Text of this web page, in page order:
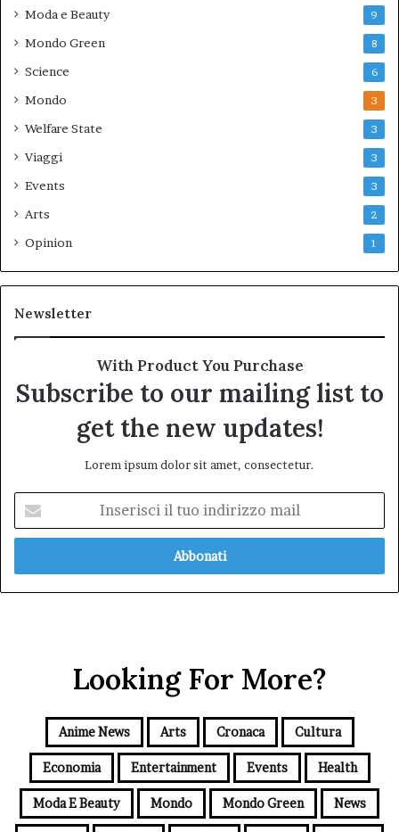
Moda e Beauty 9
Mondo Green 8
Science 6
Mondo 3
Welfare State 3
Viaggi 3
Events 3
Arts 2
Opinion 1
Newsletter
With Product You Purchase
Subscribe to our mailing list to
get the new updates!
Lorem ipsum dolor sit amet, consectetur.
tuo
mail
Looking For More?
Anime News Arts Cronaca Cultura
Economia Entertainment Events Health
Moda E Beauty Mondo Mondo Green News